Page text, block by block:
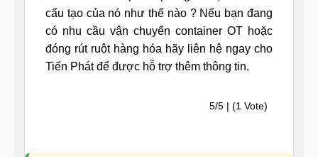
cấu tạo của nó như thế nào ? Nếu bạn đang
có nhu cầu vận chuyển container OT hoặc
đóng rút ruột hàng hóa hãy liên hệ ngay cho
Tiến Phát để được hỗ trợ thêm thông tin.
5/5 | (1 Vote)